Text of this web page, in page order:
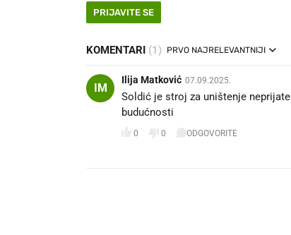
PRIJAVITE SE
KOMENTARI (1) PRVO NAJRELEVANTNIJI
IM
Ilija Matković 07.09.2025.
Soldić je stroj za uništenje
budućnosti ✋️🇭🇷
0 0 ODGOVORITE